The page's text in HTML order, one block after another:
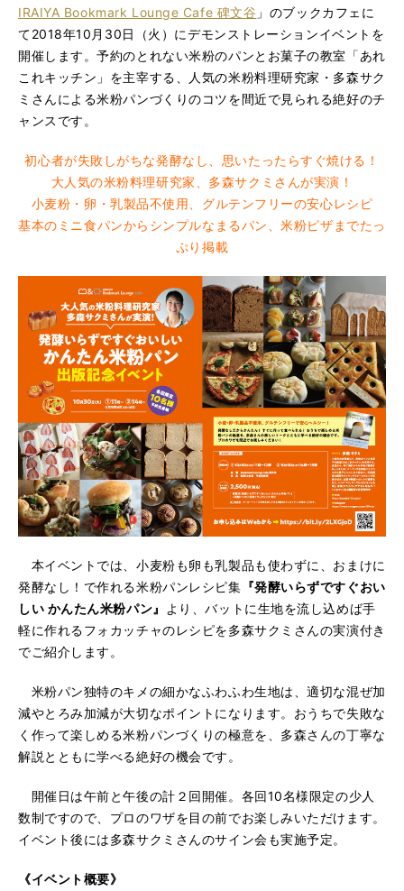
IRAIYA Bookmark Lounge Cafe 碑文谷 」のブックカフェに
て2018年10月30日（火）にデモンストレーションイベントを
開催します。予約のとれない米粉のパンとお菓子の教室「あれ
これキッチン 」を主宰する、人気の米粉料理研究家・多森サク
ミさんによる米粉パンづくりのコツを間近で見られる絶好のチ
ャンスです。
初心者が失敗しがちな発酵なし、思いたったらすぐ焼ける！
大人気の米粉料理研究家、多森サクミさんが実演！
小麦粉・卵・乳製品不使用、グルテンフリーの安心レシピ
基本のミニ食パンからシンプルなまるパン、米粉ピザまでたっ
ぷり掲載
本イベントでは、小麦粉も卵も乳製品も使わずに、おまけに
発酵なし！で作れる米粉パンレシピ集 『発酵いらずですぐおい
しい かんたん米粉パン』
より、バットに生地を流し込めば手
軽に作れるフォカッチャのレシピを多森サクミさんの実演付き
でご紹介します。
米粉パン独特のキメの細かなふわふわ生地は、適切な混ぜ加
減やとろみ加減が大切なポイントになります。おうちで失敗な
く作って楽しめる米粉パンづくりの極意を、多森さんの丁寧な
解説とともに学べる絶好の機会です。
開催日は午前と午後の計２回開催。各回10名様限定の少人
数制ですので、プロのワザを目の前でお楽しみいただけます。
イベント後には多森サクミさんのサイン会も実施予定。
《イベント概要》